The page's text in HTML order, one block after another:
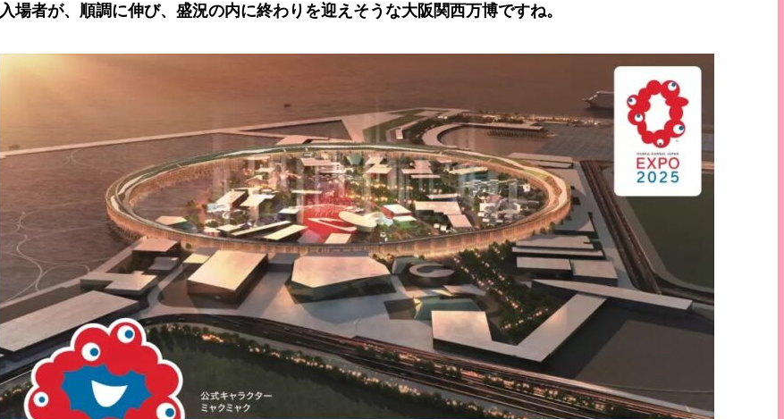
入場者が、順調に伸び、盛況の内に終わりを迎えそうな大阪関西万博ですね。